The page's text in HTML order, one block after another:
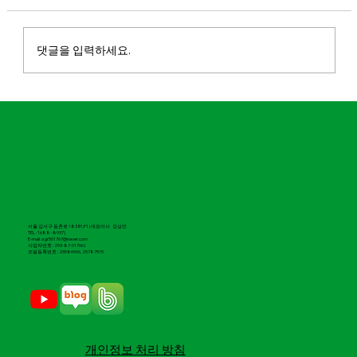
댓글을 입력하세요.
서울 강서구 등촌로 183 B1,F1 | 대표이사 강상민
TEL : 1688 -8937 |
E-mail : sgr501767@naver.com
​사업자번호 : 293-87-01766 |
조달등록번호 : 25586906, 25787515
​개인정보 처리 방침